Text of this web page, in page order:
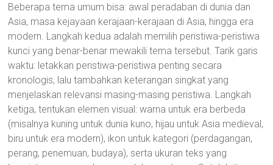
Beberapa tema umum bisa: awal peradaban di dunia dan
Asia, masa kejayaan kerajaan-kerajaan di Asia, hingga era
modern. Langkah kedua adalah memilih peristiwa-peristiwa
kunci yang benar-benar mewakili tema tersebut. Tarik garis
waktu: letakkan peristiwa-peristiwa penting secara
kronologis, lalu tambahkan keterangan singkat yang
menjelaskan relevansi masing-masing peristiwa. Langkah
ketiga, tentukan elemen visual: warna untuk era berbeda
(misalnya kuning untuk dunia kuno, hijau untuk Asia medieval,
biru untuk era modern), ikon untuk kategori (perdagangan,
perang, penemuan, budaya), serta ukuran teks yang